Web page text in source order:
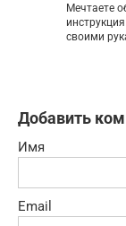
Мечтаете
своими
Добавить
Имя
Email